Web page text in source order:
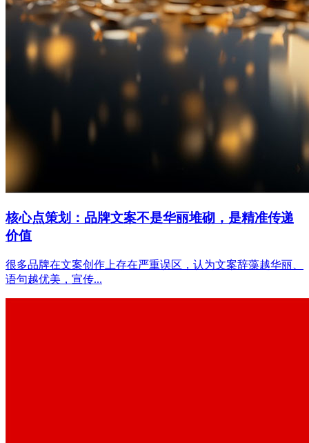
核心点策划：品牌文案不是华丽堆砌，是精准传递
价值
很多品牌在文案创作上存在严重误区，认为文案辞藻越华丽、
语句越优美，宣传...